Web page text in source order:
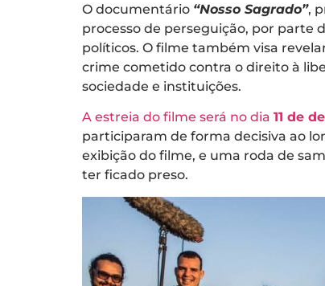
O documentário “Nosso Sagrado”,
processo de perseguição, por parte
políticos. O filme também visa
crime cometido contra o direito à
sociedade e instituições.
A estreia do filme será no dia 11 de
participaram de forma decisiva ao
exibição do filme, e uma roda de
ter ficado preso.